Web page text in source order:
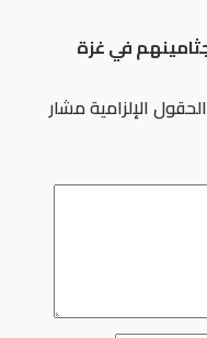
الحقول الإلزامية مشار